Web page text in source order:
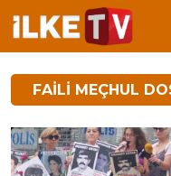
FAILI MEÇHUL